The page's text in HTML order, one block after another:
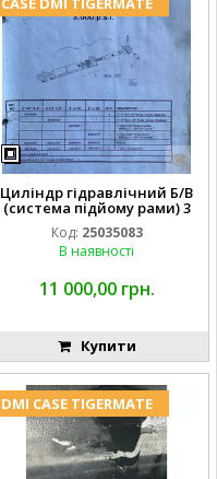
Циліндр гідравлічний Б/В
(система підйому рами) 3
1/2 84255910
Код: 25035083
В наявності
11 000,00 грн.
Купити
DMI CASE TIGERMATE